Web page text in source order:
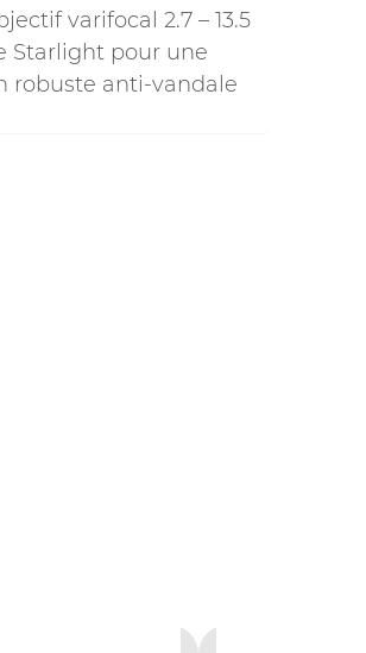
varifocal 2.7 – 13.5
Starlight pour une
robuste anti-vandale